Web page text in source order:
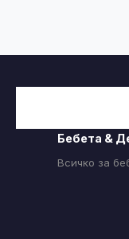
Бебета &
Всичко за